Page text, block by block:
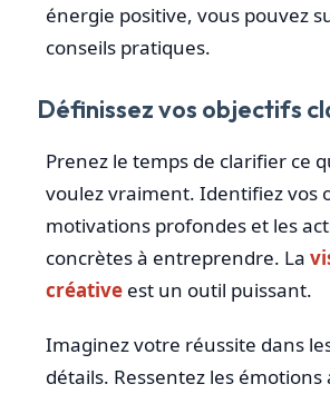
énergie positive, vous pouvez
conseils pratiques.
Définissez vos objectifs
Prenez le temps de clarifier ce
voulez vraiment. Identifiez vos
motivations profondes et les
concrètes à entreprendre. La
créative est un outil puissant.
Imaginez votre réussite dans
détails. Ressentez les émotions